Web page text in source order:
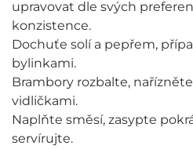
upravovat dle svých
konzistence.
Dochuťe solí a pepřem,
bylinkami.
Brambory rozbalte,
vidličkami.
Naplňte směsí, zasypte
servírujte.